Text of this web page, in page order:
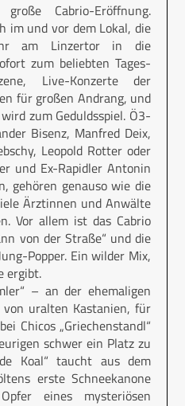
Cabrio-Eröffnung.
im und vor dem Lokal, die
am Linzertor in die
zum beliebten Tages-
Live-Konzerte der
für großen Andrang, und
zum Geduldsspiel. Ö3-
Bisenz, Manfred Deix,
Leopold Rotter oder
und Ex-Rapidler Antonin
gehören genauso wie die
Ärztinnen und Anwälte
Vor allem ist das Cabrio
von der Straße“ und die
Popper. Ein wilder Mix,
ergibt.
– an der ehemaligen
uralten Kastanien, für
Chicos „Griechenstandl“
schwer ein Platz zu
Koal“ taucht aus dem
erste Schneekanone
eines mysteriösen